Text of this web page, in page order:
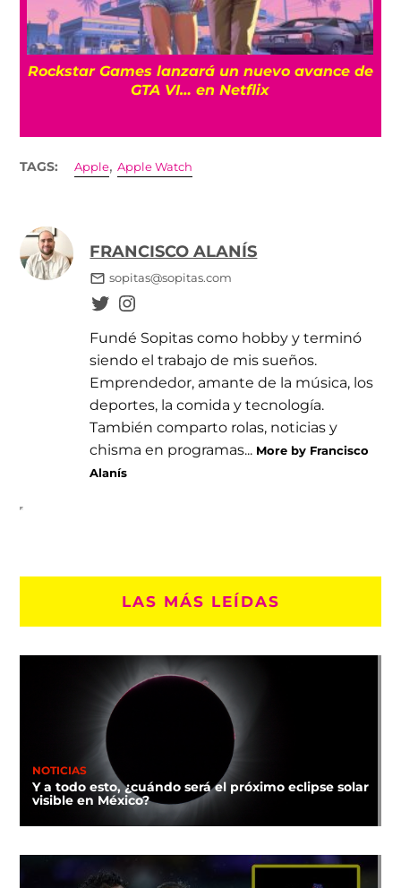
Rockstar Games lanzará un nuevo avance de
GTA VI… en Netflix
TAGS: Apple,Apple Watch
FRANCISCO ALANÍS
sopitas@sopitas.com
Fundé Sopitas como hobby y terminó
siendo el trabajo de mis sueños.
Emprendedor, amante de la música, los
deportes, la comida y tecnología.
También comparto rolas, noticias y
chisma en programas... More by Francisco
Alanís
LAS MÁS LEÍDAS
NOTICIAS
Y a todo esto, ¿cuándo será el próximo eclipse solar
visible en México?